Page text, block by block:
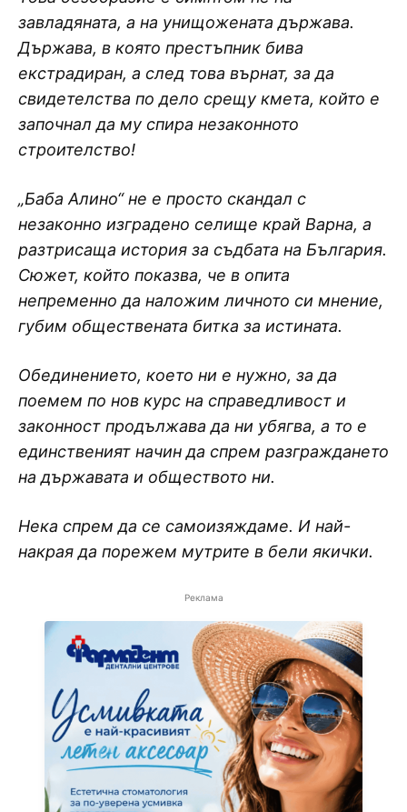
завладяната, а на унищожената държава.
Държава, в която престъпник бива
екстрадиран, а след това върнат, за да
свидетелства по дело срещу кмета, който е
започнал да му спира незаконното
строителство!
„Баба Алино“ не е просто скандал с
незаконно изградено селище край Варна, а
разтрисаща история за съдбата на България.
Сюжет, който показва, че в опита
непременно да наложим личното си мнение,
губим обществената битка за истината.
Обединението, което ни е нужно, за да
поемем по нов курс на справедливост и
законност продължава да ни убягва, а то е
единственият начин да спрем разграждането
на държавата и обществото ни.
Нека спрем да се самоизяждаме. И най-
накрая да порежем мутрите в бели якички.
Реклама